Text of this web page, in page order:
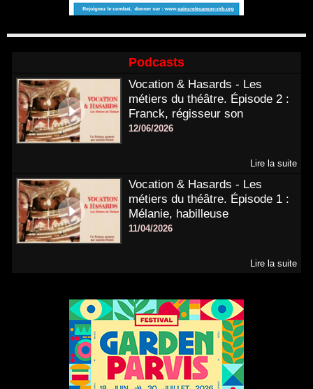
Podcasts
Vocation & Hasards - Les
métiers du théâtre. Épisode 2 :
Franck, régisseur son
12/06/2026
Lire la suite
Vocation & Hasards - Les
métiers du théâtre. Épisode 1 :
Mélanie, habilleuse
11/04/2026
Lire la suite